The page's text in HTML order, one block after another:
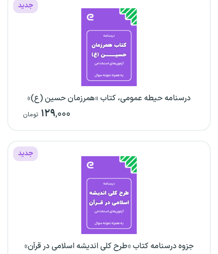
جدید
درسنامه حیطه عمومی، کتاب «همرزمان حسین (ع)»
۱۲۹,۰۰۰ تومان
جدید
جزوه درسنامه کتاب «طرح کلی اندیشه اسلامی در قرآن»